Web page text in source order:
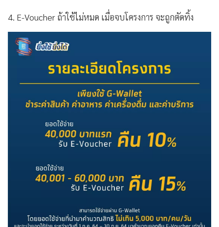
4. E-Voucher ถ้าใช้ไม่หมด เมื่อจบโครงการ จะถูกตัดทิ้ง